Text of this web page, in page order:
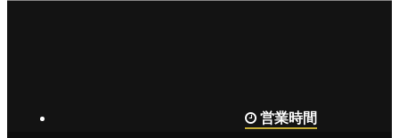
営業時間